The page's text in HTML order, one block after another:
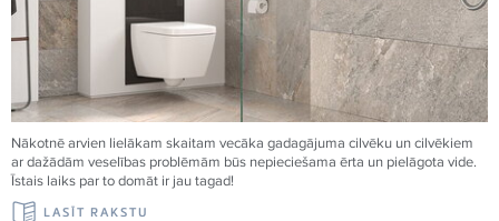
Nākotnē arvien lielākam skaitam vecāka gadagājuma cilvēku un cilvēkiem
ar dažādām veselības problēmām būs nepieciešama ērta un pielāgota vide.
Īstais laiks par to domāt ir jau tagad!
LASĪT RAKSTU